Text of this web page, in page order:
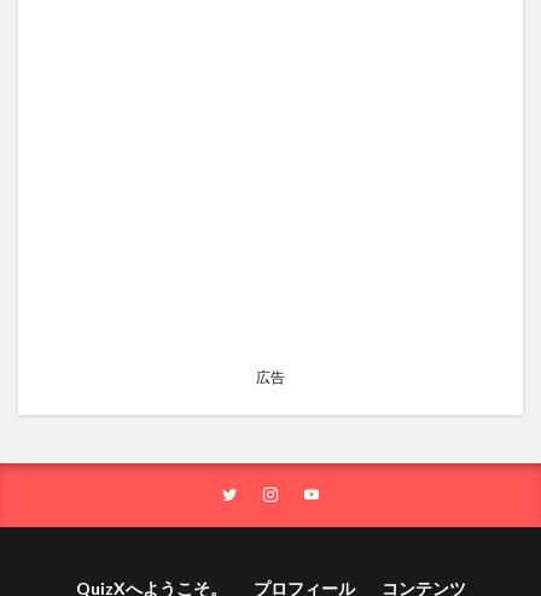
広告
QuizXへようこそ。 プロフィール コンテンツ